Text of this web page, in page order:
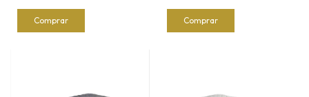
Comprar Comprar